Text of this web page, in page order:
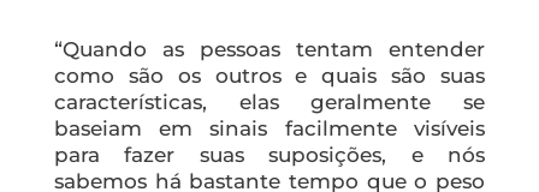
“Quando as pessoas tentam entender
como são os outros e quais são suas
características, elas geralmente se
baseiam em sinais facilmente visíveis
para fazer suas suposições, e nós
sabemos há bastante tempo que o peso